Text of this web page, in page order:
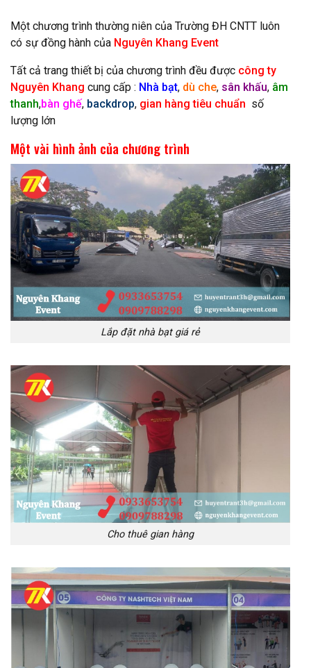
Một chương trình thường niên của Trường ĐH CNTT luôn
có sự đồng hành của Nguyên Khang Event
Tất cả trang thiết bị của chương trình đều được công ty
Nguyên Khang cung cấp : Nhà bạt, dù che, sân khấu, âm
thanh,bàn ghế, backdrop, gian hàng tiêu chuẩn số
lượng lớn
Một vài hình ảnh của chương trình
Lắp đặt nhà bạt giá rẻ
Cho thuê gian hàng